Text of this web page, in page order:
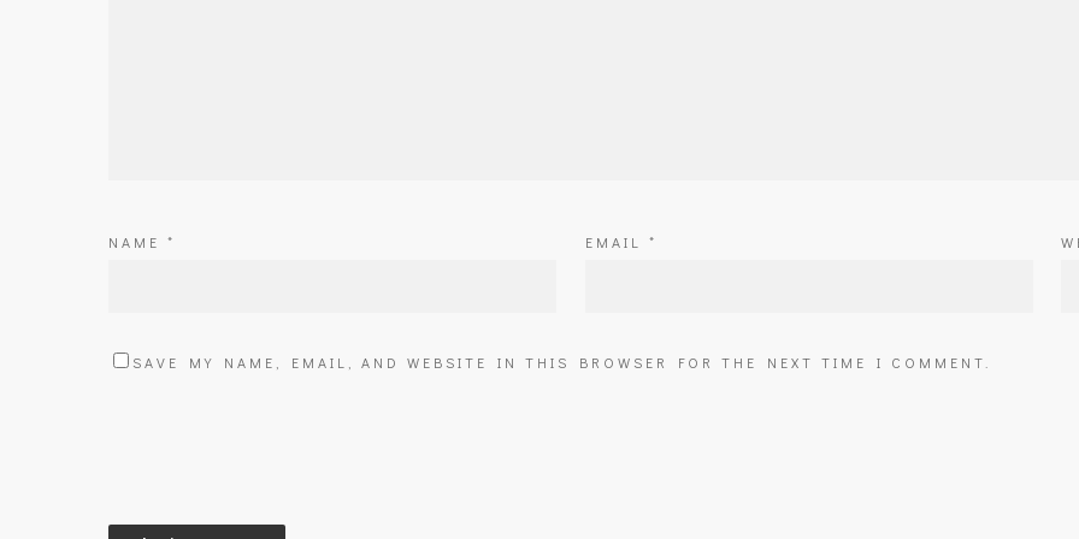
NAME * EMAIL *
SAVE MY NAME, EMAIL, AND WEBSITE IN THIS BROWSER FOR THE NEXT TIME I COMMENT.